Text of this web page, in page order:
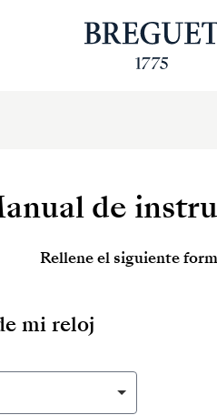
de
Rellene el siguiente
mi reloj